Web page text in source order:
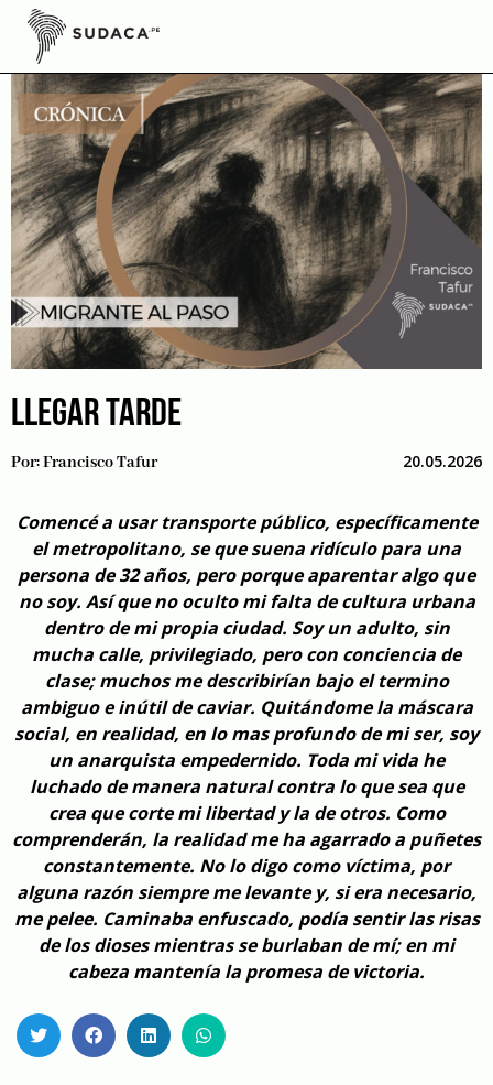
Skip
content
LLEGAR TARDE
Por:Francisco Tafur 20.05.2026
Comencé a usar transporte público, específicamente
el metropolitano, se que suena ridículo para una
persona de 32 años, pero porque aparentar algo que
no soy. Así que no oculto mi falta de cultura urbana
dentro de mi propia ciudad. Soy un adulto, sin
mucha calle, privilegiado, pero con conciencia de
clase; muchos me describirían bajo el termino
ambiguo e inútil de caviar. Quitándome la máscara
social, en realidad, en lo mas profundo de mi ser, soy
un anarquista empedernido. Toda mi vida he
luchado de manera natural contra lo que sea que
crea que corte mi libertad y la de otros. Como
comprenderán, la realidad me ha agarrado a puñetes
constantemente. No lo digo como víctima, por
alguna razón siempre me levante y, si era necesario,
me pelee. Caminaba enfuscado, podía sentir las risas
de los dioses mientras se burlaban de mí; en mi
cabeza mantenía la promesa de victoria.